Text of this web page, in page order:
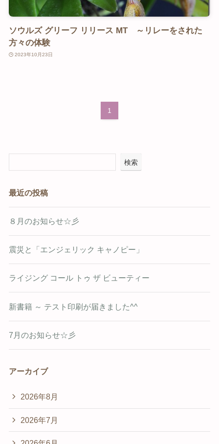
ソウルズ グリーフ リリース MT ～リレーをされた
方々の体験
2023年10月23日
1
検索
最近の投稿
８月のお知らせ☆彡
震災と「エンジェリック キャノピー」
ライジング コール トゥ ザ ビューティー
新書籍 ～ テスト印刷が届きました^^
7月のお知らせ☆彡
アーカイブ
2026年8月
2026年7月